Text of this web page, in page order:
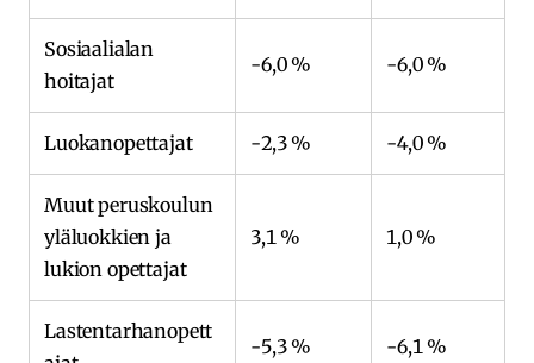
Sosiaalialan
hoitajat
-6,0 % -6,0 %
Luokanopettajat -2,3 % -4,0 %
Muut peruskoulun
yläluokkien ja
lukion opettajat
3,1 % 1,0 %
Lastentarhanopett
-5,3 % -6,1 %